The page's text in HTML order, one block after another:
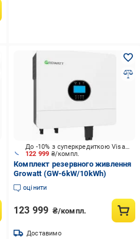
122 999 ₴/компл.
До -10% з суперкредиткою Visa Вигода
Комплект резервного живлення
Growatt (GW-6kW/10kWh)
оцінити
123 999 ₴/компл.
Доставимо